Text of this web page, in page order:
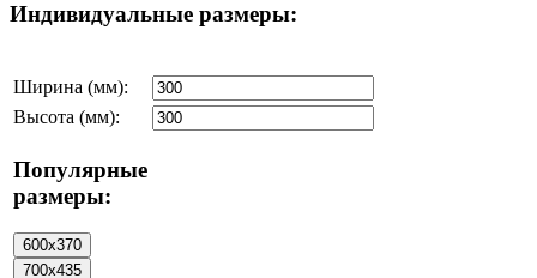
Индивидуальные размеры:
Ширина (мм):
Высота (мм):
Популярные
размеры: